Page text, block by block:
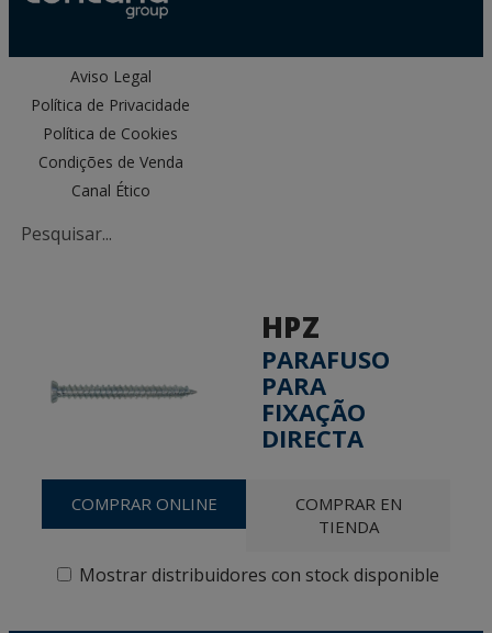
Aviso Legal
Política de Privacidade
Política de Cookies
Condições de Venda
Canal Ético
HPZ
PARAFUSO
PARA
FIXAÇÃO
DIRECTA
COMPRAR ONLINE
COMPRAR EN
TIENDA
Mostrar distribuidores con stock disponible